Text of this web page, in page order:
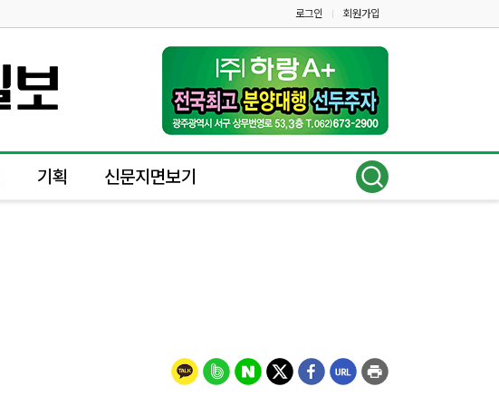
로그인 | 회원가입
기획 신문지면보기